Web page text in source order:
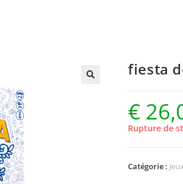
fiesta
€
Rupture de
Catégorie :